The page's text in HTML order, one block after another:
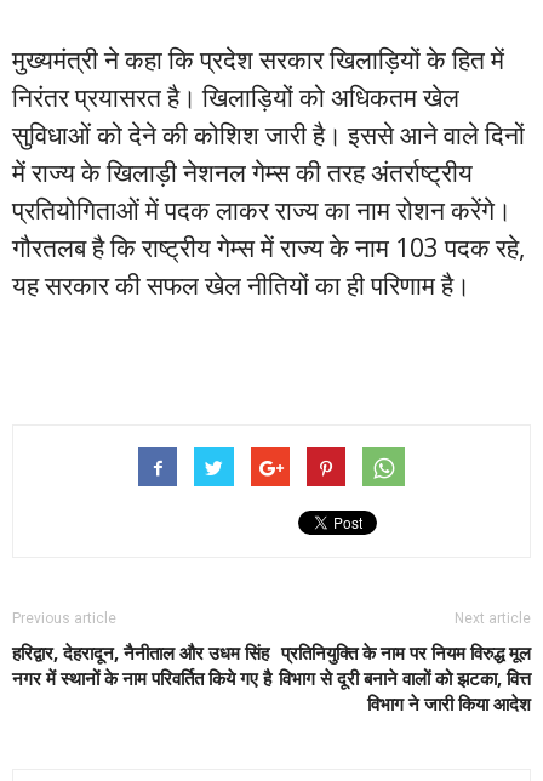
मुख्यमंत्री ने कहा कि प्रदेश सरकार खिलाड़ियों के हित में
निरंतर प्रयासरत है। खिलाड़ियों को अधिकतम खेल
सुविधाओं को देने की कोशिश जारी है। इससे आने वाले दिनों
में राज्य के खिलाड़ी नेशनल गेम्स की तरह अंतर्राष्ट्रीय
प्रतियोगिताओं में पदक लाकर राज्य का नाम रोशन करेंगे।
गौरतलब है कि राष्ट्रीय गेम्स में राज्य के नाम 103 पदक रहे,
यह सरकार की सफल खेल नीतियों का ही परिणाम है।
Previous article
हरिद्वार, देहरादून, नैनीताल और उधम सिंह
नगर में स्थानों के नाम परिवर्तित किये गए है
Next article
प्रतिनियुक्ति के नाम पर नियम विरुद्ध मूल
विभाग से दूरी बनाने वालों को झटका, वित्त
विभाग ने जारी किया आदेश